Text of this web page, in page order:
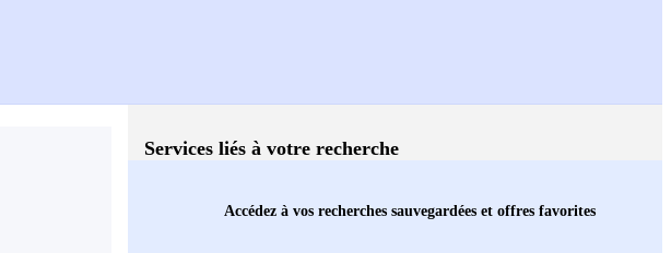
Services liés à votre recherche
Accédez à vos recherches sauvegardées et offres favorites